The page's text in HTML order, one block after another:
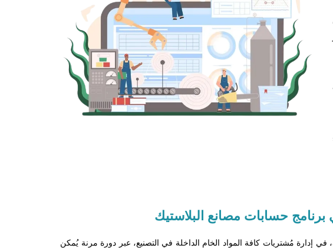
برنامج حسابات مصانع البلاستيك
إدارة مُشتريات كافة المواد الخام الداخلة في التصنيع، عبر دورة مرنة يُمكن